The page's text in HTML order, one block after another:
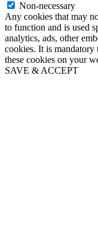
Non-necessary
Any cookies that may
to function and is used
analytics, ads, other
cookies. It is mandatory
these cookies on your
SAVE & ACCEPT